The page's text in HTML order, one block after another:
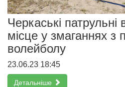
Черкаські патрульні
місце у змаганнях з
волейболу
23.06.23 18:45
Детальніше